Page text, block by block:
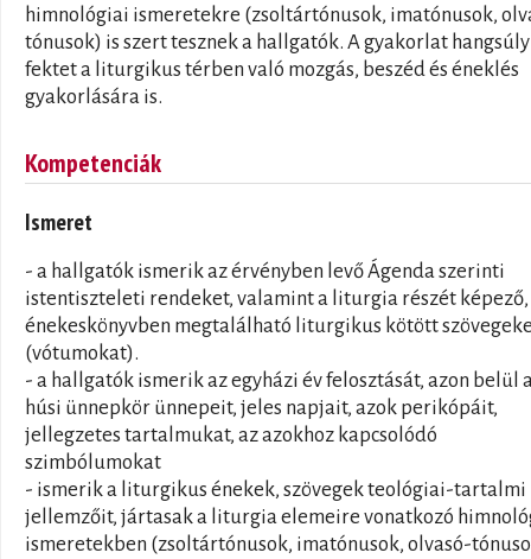
himnológiai ismeretekre (zsoltártónusok, imatónusok,
tónusok) is szert tesznek a hallgatók. A gyakorlat hangsúly
fektet a liturgikus térben való mozgás, beszéd és éneklés
gyakorlására is.
Kompetenciák
Ismeret
- a hallgatók ismerik az érvényben levő Ágenda szerinti
istentiszteleti rendeket, valamint a liturgia részét képező,
énekeskönyvben megtalálható liturgikus kötött
(vótumokat).
- a hallgatók ismerik az egyházi év felosztását, azon belül
húsi ünnepkör ünnepeit, jeles napjait, azok perikópáit,
jellegzetes tartalmukat, az azokhoz kapcsolódó
szimbólumokat
- ismerik a liturgikus énekek, szövegek teológiai-tartalmi
jellemzőit, jártasak a liturgia elemeire vonatkozó
ismeretekben (zsoltártónusok, imatónusok, olvasó-